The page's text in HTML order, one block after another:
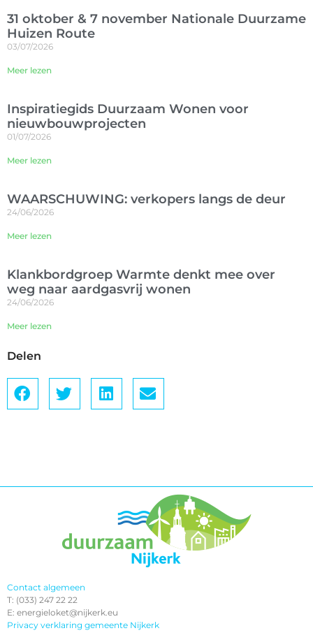
31 oktober & 7 november Nationale Duurzame
Huizen Route
03/07/2026
Meer lezen
Inspiratiegids Duurzaam Wonen voor
nieuwbouwprojecten
01/07/2026
Meer lezen
WAARSCHUWING: verkopers langs de deur
24/06/2026
Meer lezen
Klankbordgroep Warmte denkt mee over
weg naar aardgasvrij wonen
24/06/2026
Meer lezen
Delen
Contact algemeen
T: (033) 247 22 22
E: energieloket@nijkerk.eu
Privacy verklaring gemeente Nijkerk